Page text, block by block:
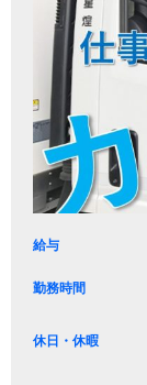
給与
勤務時間
休日・休暇